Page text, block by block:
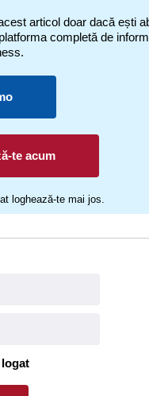
articol doar dacă ești
completă de
te acum
loghează-te mai jos.
logat